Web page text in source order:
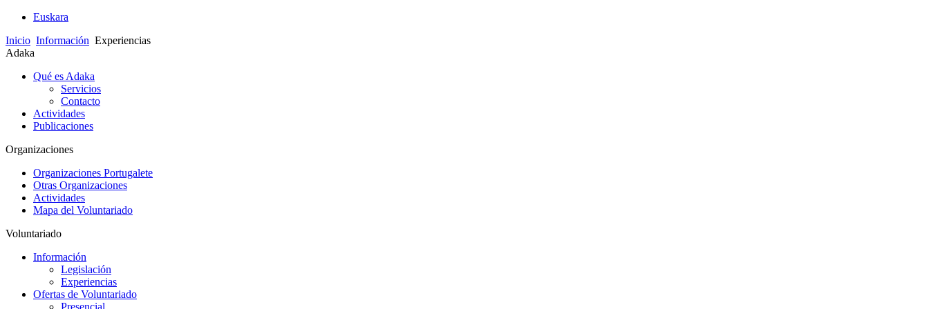
Euskara
Inicio Información Experiencias
Adaka
Qué es Adaka
Servicios
Contacto
Actividades
Publicaciones
Organizaciones
Organizaciones Portugalete
Otras Organizaciones
Actividades
Mapa del Voluntariado
Voluntariado
Información
Legislación
Experiencias
Ofertas de Voluntariado
Presencial